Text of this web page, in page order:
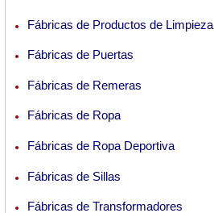
Fábricas de Productos de Limpieza
Fábricas de Puertas
Fábricas de Remeras
Fábricas de Ropa
Fábricas de Ropa Deportiva
Fábricas de Sillas
Fábricas de Transformadores